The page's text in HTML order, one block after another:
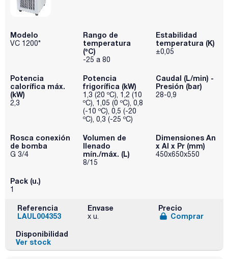
Modelo
VC 1200*
Rango de
temperatura
(ºC)
-25 a 80
Estabilidad
temperatura (K)
±0,05
Potencia
calorífica máx.
(kW)
2,3
Potencia
frigorífica (kW)
1,3 (20 ºC), 1,2 (10
ºC), 1,05 (0 ºC), 0,8
(-10 ºC), 0,5 (-20
ºC), 0,3 (-25 ºC)
Caudal (L/min) -
Presión (bar)
28-0,9
Rosca conexión
de bomba
G 3/4
Volumen de
llenado
mín./máx. (L)
8/15
Dimensiones An
x Al x Pr (mm)
450x650x550
Pack (u.)
1
Referencia
LAUL004353
Envase
x u.
Precio
Comprar
Disponibilidad
Ver stock